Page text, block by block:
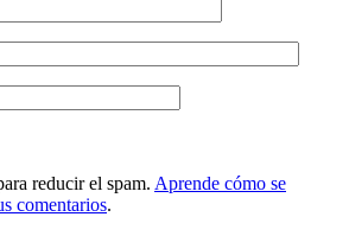
reducir el spam. Aprende cómo se
comentarios.